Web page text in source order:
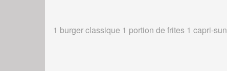
1 burger classique 1 portion de frites 1 capri-sun